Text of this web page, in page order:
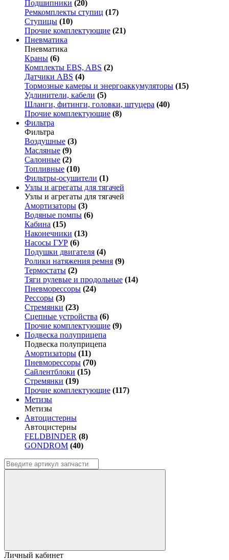
Подшипники (20)
Ремкомплекты ступиц (17)
Ступицы (10)
Прочие комплектующие (21)
Пневматика
Пневматика
Краны (6)
Комплекты EBS, ABS (2)
Датчики ABS (4)
Тормозные камеры и энергоаккумуляторы (15)
Удлинители, кабели (5)
Шланги, фитинги, головки, штуцера (40)
Прочие комплектующие (8)
Фильтра
Фильтра
Воздушные (3)
Масляные (9)
Салонные (2)
Топливные (10)
Фильтры-осушители (1)
Узлы и агрегаты для тягачей
Узлы и агрегаты для тягачей
Амортизаторы (3)
Водяные помпы (6)
Кабина (15)
Наконечники (13)
Насосы ГУР (6)
Подушки двигателя (4)
Ролики натяжения ремня (9)
Термостаты (2)
Тяги рулевые и продольные (14)
Пневморессоры (24)
Рессоры (3)
Стремянки (23)
Сцепные устройства (6)
Прочие комплектующие (9)
Подвеска полуприцепа
Подвеска полуприцепа
Амортизаторы (11)
Пневморессоры (70)
Сайлентблоки (15)
Стремянки (19)
Прочие комплектующие (117)
Метизы
Метизы
Автоцистерны
Автоцистерны
FELDBINDER (8)
GONDROM (40)
Личный кабинет